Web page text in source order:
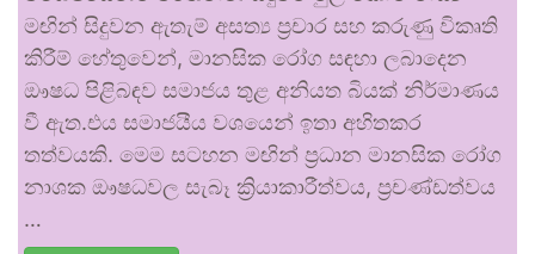
මඟින් සිදුවන ඇතැම් අසත්‍ය ප්‍රචාර සහ කරුණු විකෘති
කිරීම් හේතුවෙන්, මානසික රෝග සඳහා ලබාදෙන
ඖෂධ පිළිබඳව සමාජය තුළ අනියත බියක් නිර්මාණය
වී ඇත.එය සමාජයීය වශයෙන් ඉතා අහිතකර
තත්වයකි. මෙම සටහන මඟින් ප්‍රධාන මානසික රෝග
නාශක ඖෂධවල සැබෑ ක්‍රියාකාරීත්වය, ප්‍රචණ්ඩත්වය
…